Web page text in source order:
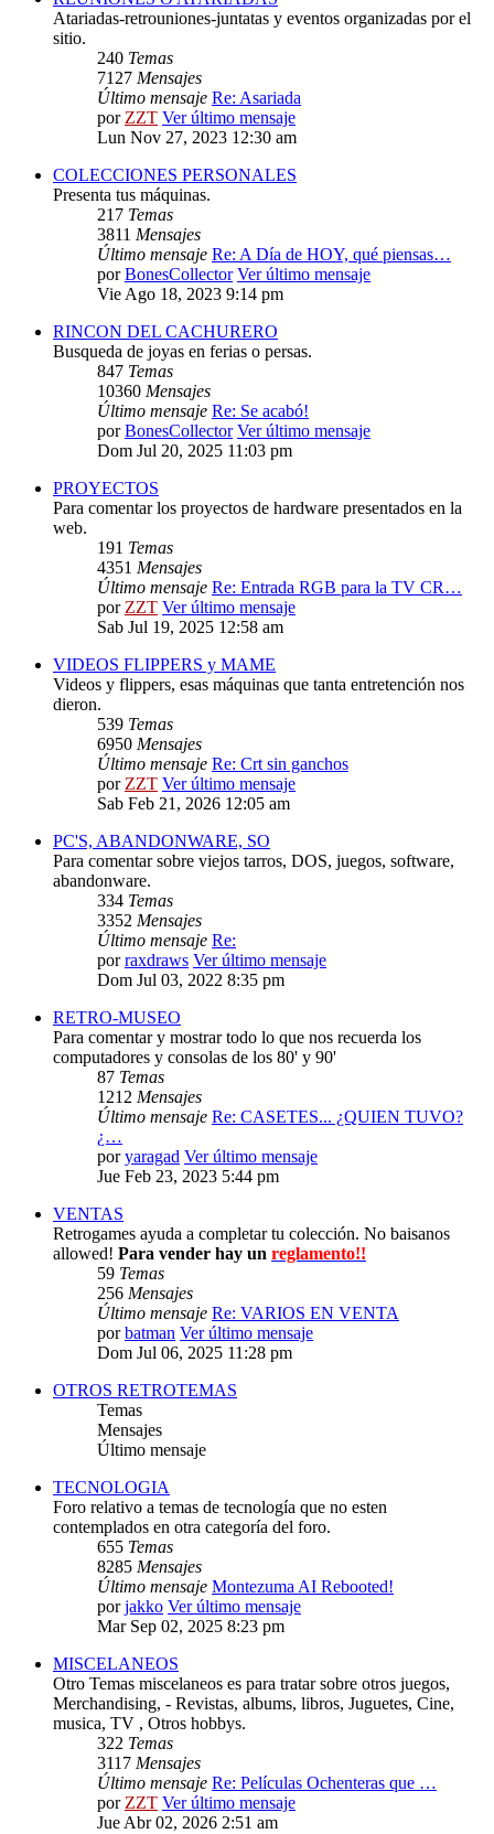
Atariadas-retrouniones-juntatas y eventos organizadas por el
sitio.
240 Temas
7127 Mensajes
Último mensaje Re: Asariada
porZZT Ver último mensaje
Lun Nov 27, 2023 12:30 am
COLECCIONES PERSONALES
Presenta tus máquinas.
217 Temas
3811 Mensajes
Último mensaje Re: A Día de HOY, qué piensas…
porBonesCollector Ver último mensaje
Vie Ago 18, 2023 9:14 pm
RINCON DEL CACHURERO
Busqueda de joyas en ferias o persas.
847 Temas
10360 Mensajes
Último mensaje Re: Se acabó!
porBonesCollector Ver último mensaje
Dom Jul 20, 2025 11:03 pm
PROYECTOS
Para comentar los proyectos de hardware presentados en la
web.
191 Temas
4351 Mensajes
Último mensaje Re: Entrada RGB para la TV CR…
porZZT Ver último mensaje
Sab Jul 19, 2025 12:58 am
VIDEOS FLIPPERS y MAME
Videos y flippers, esas máquinas que tanta entretención nos
dieron.
539 Temas
6950 Mensajes
Último mensaje Re: Crt sin ganchos
porZZT Ver último mensaje
Sab Feb 21, 2026 12:05 am
PC'S, ABANDONWARE, SO
Para comentar sobre viejos tarros, DOS, juegos, software,
abandonware.
334 Temas
3352 Mensajes
Último mensaje Re:
porraxdraws Ver último mensaje
Dom Jul 03, 2022 8:35 pm
RETRO-MUSEO
Para comentar y mostrar todo lo que nos recuerda los
computadores y consolas de los 80' y 90'
87 Temas
1212 Mensajes
Último mensaje Re: CASETES... ¿QUIEN TUVO?
¿…
poryaragad Ver último mensaje
Jue Feb 23, 2023 5:44 pm
VENTAS
Retrogames ayuda a completar tu colección. No baisanos
allowed! Para vender hay un reglamento!!
59 Temas
256 Mensajes
Último mensaje Re: VARIOS EN VENTA
porbatman Ver último mensaje
Dom Jul 06, 2025 11:28 pm
OTROS RETROTEMAS
Temas
Mensajes
Último mensaje
TECNOLOGIA
Foro relativo a temas de tecnología que no esten
contemplados en otra categoría del foro.
655 Temas
8285 Mensajes
Último mensaje Montezuma AI Rebooted!
porjakko Ver último mensaje
Mar Sep 02, 2025 8:23 pm
MISCELANEOS
Otro Temas miscelaneos es para tratar sobre otros juegos,
Merchandising, - Revistas, albums, libros, Juguetes, Cine,
musica, TV , Otros hobbys.
322 Temas
3117 Mensajes
Último mensaje Re: Películas Ochenteras que …
porZZT Ver último mensaje
Jue Abr 02, 2026 2:51 am